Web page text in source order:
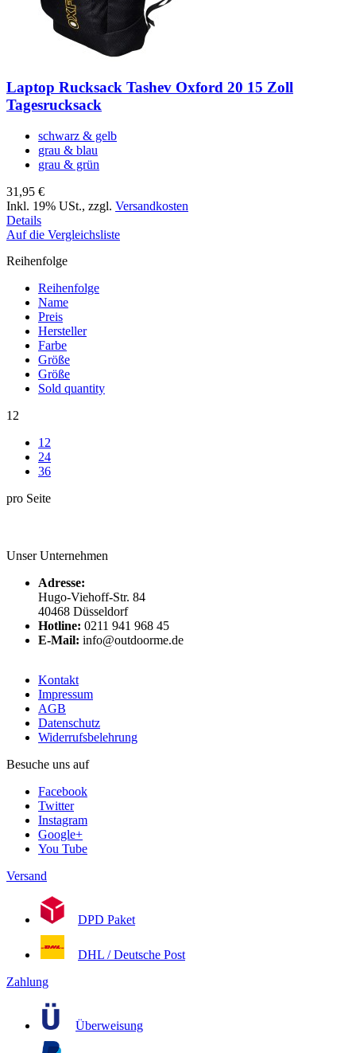
Laptop Rucksack Tashev Oxford 20 15 Zoll
Tagesrucksack
schwarz & gelb
grau & blau
grau & grün
31,95 €
Inkl. 19% USt., zzgl. Versandkosten
Details
Auf die Vergleichsliste
Reihenfolge
Reihenfolge
Name
Preis
Hersteller
Farbe
Größe
Größe
Sold quantity
12
12
24
36
pro Seite
Unser Unternehmen
Adresse:
Hugo-Viehoff-Str. 84
40468 Düsseldorf
Hotline: 0211 941 968 45
E-Mail: info@outdoorme.de
Kontakt
Impressum
AGB
Datenschutz
Widerrufsbelehrung
Besuche uns auf
Facebook
Twitter
Instagram
Google+
You Tube
Versand
DPD Paket
DHL / Deutsche Post
Zahlung
Überweisung